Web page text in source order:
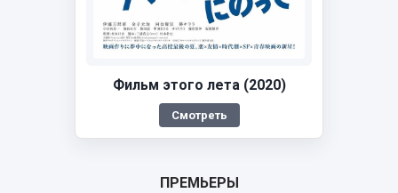
Фильм этого лета (2020)
Смотреть
ПРЕМЬЕРЫ